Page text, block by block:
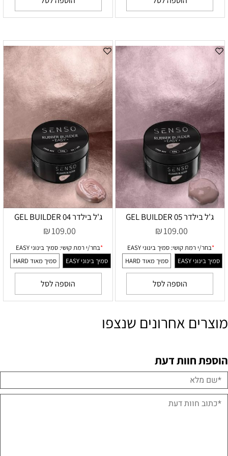
סמיך בינוני EASY
* בחר/י רמת קושי:סמיך בינוני EASY
ג'ל בילדר 05 GEL BUILDER
₪109.00
הוספה לסל
ג'ל בילדר 04 GEL BUILDER
₪109.00
הוספה לסל
מוצרים אחרונים שנצפו
הוספת חוות דעת